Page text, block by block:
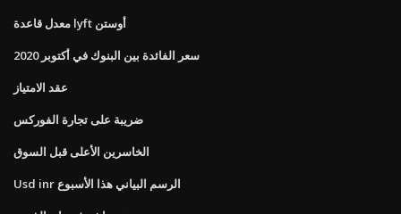
معدل قاعدة lyft أوستن
سعر الفائدة بين البنوك في أكتوبر 2020
عقد الامتياز
ضريبة على تجارة الفوركس
الخاسرين الأعلى قبل السوق
Usd inr الرسم البياني هذا الأسبوع